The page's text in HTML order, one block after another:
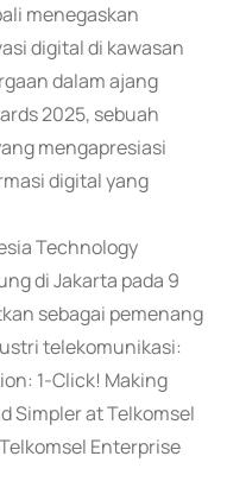
menegaskan
digital di kawasan
dalam ajang
2025, sebuah
mengapresiasi
digital yang
Technology
di Jakarta pada 9
sebagai pemenang
telekomunikasi:
1-Click! Making
Simpler at Telkomsel
Enterprise